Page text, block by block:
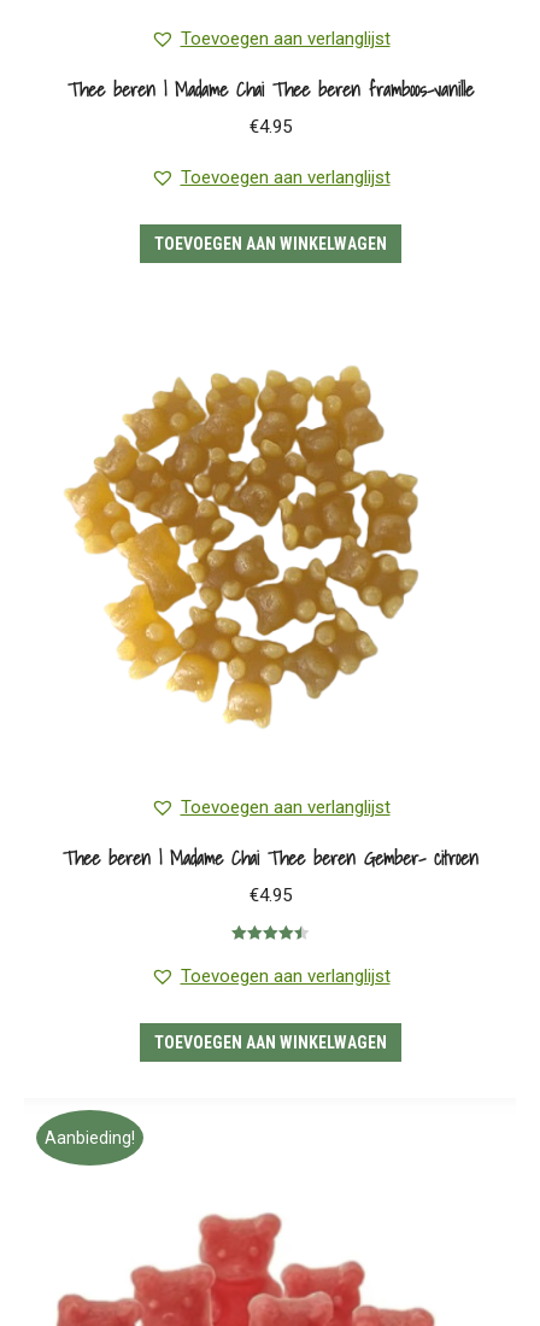
Toevoegen aan verlanglijst
Thee beren | Madame Chai Thee beren framboos-vanille
€4.95
Toevoegen aan verlanglijst
TOEVOEGEN AAN WINKELWAGEN
Toevoegen aan verlanglijst
Thee beren | Madame Chai Thee beren Gember- citroen
€4.95
4.50uit 5
Toevoegen aan verlanglijst
TOEVOEGEN AAN WINKELWAGEN
Aanbieding!